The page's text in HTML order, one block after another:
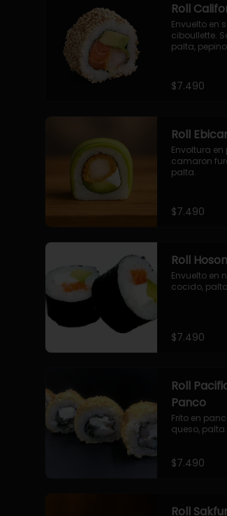
Roll
Envuelto en
ciboullette.
palta,
$7.490
Roll
Envoltura
camaron
palta.
$7.490
Roll
Envuelto en
cocido,
$7.490
Roll
Panco
Frito en
queso, palta.
$7.490
Roll